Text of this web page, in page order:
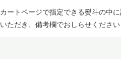
カートページで指定できる熨斗の中
いただき、備考欄でおしらせください